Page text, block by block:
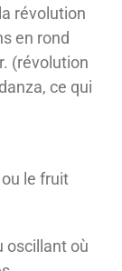
révolution
en rond
(révolution
ce qui
le fruit
oscillant où